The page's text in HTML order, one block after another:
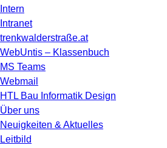
Intern
Intranet
trenkwalderstraße.at
WebUntis – Klassenbuch
MS Teams
Webmail
HTL Bau Informatik Design
Über uns
Neuigkeiten & Aktuelles
Leitbild